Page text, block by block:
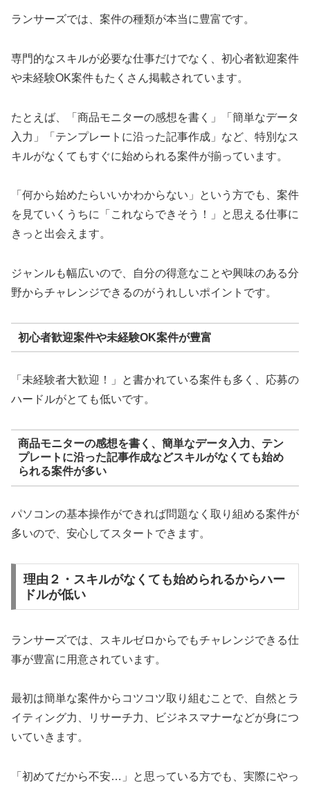
ランサーズでは、案件の種類が本当に豊富です。
専門的なスキルが必要な仕事だけでなく、初心者歓迎案件
や未経験OK案件もたくさん掲載されています。
たとえば、「商品モニターの感想を書く」「簡単なデータ
入力」「テンプレートに沿った記事作成」など、特別なス
キルがなくてもすぐに始められる案件が揃っています。
「何から始めたらいいかわからない」という方でも、案件
を見ていくうちに「これならできそう！」と思える仕事に
きっと出会えます。
ジャンルも幅広いので、自分の得意なことや興味のある分
野からチャレンジできるのがうれしいポイントです。
初心者歓迎案件や未経験OK案件が豊富
「未経験者大歓迎！」と書かれている案件も多く、応募の
ハードルがとても低いです。
商品モニターの感想を書く、簡単なデータ入力、テン
プレートに沿った記事作成などスキルがなくても始め
られる案件が多い
パソコンの基本操作ができれば問題なく取り組める案件が
多いので、安心してスタートできます。
理由２・スキルがなくても始められるからハー
ドルが低い
ランサーズでは、スキルゼロからでもチャレンジできる仕
事が豊富に用意されています。
最初は簡単な案件からコツコツ取り組むことで、自然とラ
イティング力、リサーチ力、ビジネスマナーなどが身につ
いていきます。
「初めてだから不安…」と思っている方でも、実際にやっ